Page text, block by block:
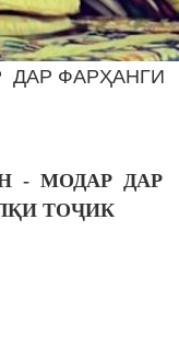
ФАРҲАНГИ
ДАР
ТОҶИК